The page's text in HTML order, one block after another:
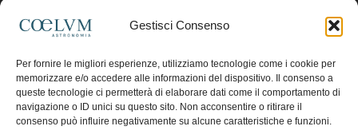
Gestisci Consenso
Per fornire le migliori esperienze, utilizziamo tecnologie come i cookie per
memorizzare e/o accedere alle informazioni del dispositivo. Il consenso a
queste tecnologie ci permetterà di elaborare dati come il comportamento di
navigazione o ID unici su questo sito. Non acconsentire o ritirare il
consenso può influire negativamente su alcune caratteristiche e funzioni.
News di Astronomia 2409
Cielo del Mese
Astronomia, Astrofisica e Cosmologia
Articoli e Risorse On-Line